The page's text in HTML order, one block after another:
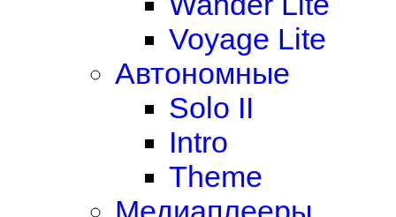
Voyage Lite
Автономные
Solo II
Intro
Theme